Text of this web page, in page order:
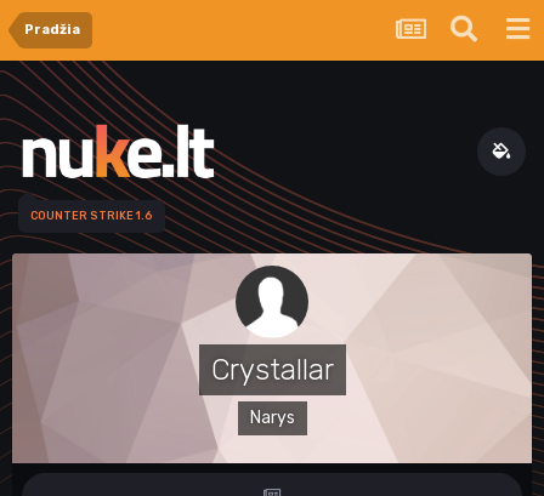
Pradžia
COUNTER STRIKE 1.6
Crystallar
Narys